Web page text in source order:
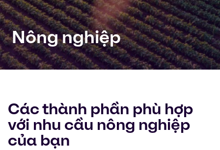
Nông nghiệp
Các thành phần phù hợp
với nhu cầu nông nghiệp
của bạn